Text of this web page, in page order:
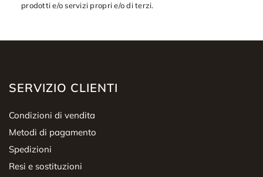
prodotti e/o servizi propri e/o di terzi.
SERVIZIO CLIENTI
Condizioni di vendita
Metodi di pagamento
Spedizioni
Resi e sostituzioni